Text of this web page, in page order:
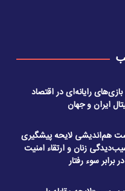
رایانه‌ای در اقتصاد
ایران و جهان
هم‌اندیشی لایحه پیشگیری
زنان و ارتقاء امنیت
برابر سوء رفتار